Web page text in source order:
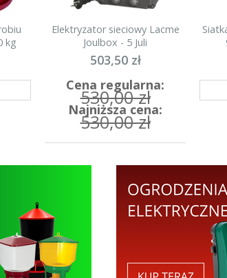
kg
Elektryzator sieciowy Lacme
Joulbox - 5 Juli
503,50 zł
Cena regularna:
530,00 zł
Najniższa cena:
530,00 zł